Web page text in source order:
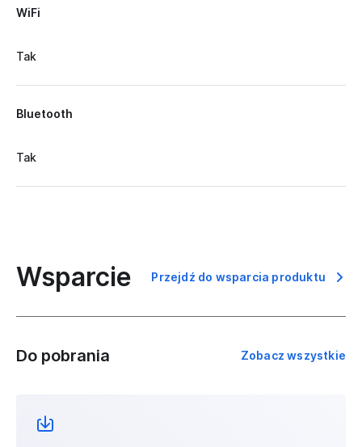
WiFi
Tak
Bluetooth
Tak
Wsparcie Przejdź do wsparcia produktu
Do pobrania Zobacz wszystkie